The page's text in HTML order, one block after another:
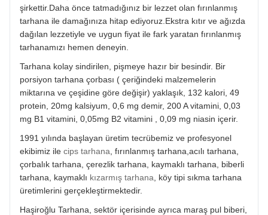
şirkettir.Daha önce tatmadığınız bir lezzet olan fırınlanmış
tarhana ile damağınıza hitap ediyoruz.Ekstra kıtır ve ağızda
dağılan lezzetiyle ve uygun fiyat ile fark yaratan fırınlanmış
tarhanamızı hemen deneyin.
Tarhana kolay sindirilen, pişmeye hazır bir besindir. Bir
porsiyon tarhana çorbası ( çeriğindeki malzemelerin
miktarına ve çeşidine göre değişir) yaklaşık, 132 kalori, 49
protein, 20mg kalsiyum, 0,6 mg demir, 200 A vitamini, 0,03
mg B1 vitamini, 0,05mg B2 vitamini , 0,09 mg niasin içerir.
1991 yılında başlayan üretim tecrübemiz ve profesyonel
ekibimiz ile cips tarhana , fırınlanmış tarhana,acılı tarhana,
çorbalık tarhana, çerezlik tarhana, kaymaklı tarhana, biberli
tarhana, kaymaklı kızarmış tarhana , köy tipi sıkma tarhana
üretimlerini gerçekleştirmektedir.
Haşiroğlu Tarhana, sektör içerisinde ayrıca maraş pul biberi,